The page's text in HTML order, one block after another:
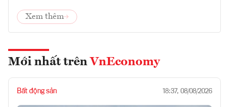
Xem thêm
Mới nhất trên VnEconomy
Bất động sản 18:37, 08/08/2026